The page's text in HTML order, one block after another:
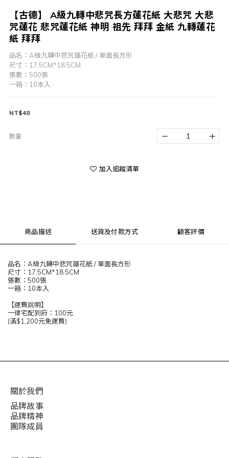
【古德】 A級九轉中悲咒長方蓮花紙 大悲咒 大悲
咒蓮花 悲咒蓮花紙 神明 祖先 拜拜 金紙 九轉蓮花
紙 拜拜
品名：A級九轉中悲咒蓮花紙 / 單面長方形
尺寸：17.5CM*18.5CM
張數：500張
一箱：10本入
NT$48
數量
加入追蹤清單
商品描述 送貨及付款方式 顧客評價
品名：A級九轉中悲咒蓮花紙 / 單面長方形
尺寸：17.5CM*18.5CM
張數：500張
一箱：10本入
【運費說明】
一律宅配到府：100元
(滿$1,200元免運費)
關於我們
品牌故事
品牌精神
團隊成員